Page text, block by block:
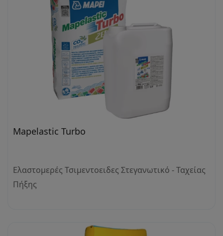
Mapelastic Turbo
Ελαστομερές Τσιμεντοειδες Στεγανωτικό - Ταχείας
Πήξης